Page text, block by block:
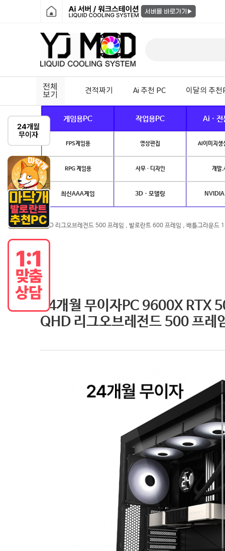
전체
보기
견적짜기 Ai 추천 PC 이달의 추천
게임용PC 작업용PC Ai · 전
FPS게임용 영상편집 AI이미지생
RPG 게임용 사무 · 디자인 개발.
최신AAA게임 3D · 모델링
QHD 리그오브레전드 500 프레임 , 발로란트 600 프레임 , 배틀그라운드
24개월 무이자PC 9600X RTX
QHD 리그오브레전드 500 프레